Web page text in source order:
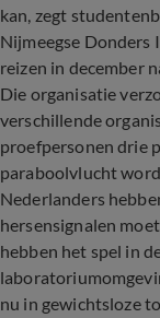
kan, zegt
Nijmeegse
reizen in december
Die organisatie
verschillende
proefpersonen drie
paraboolvlucht
Nederlanders
hersensignalen
hebben het spel in
nu in gewichtsloze